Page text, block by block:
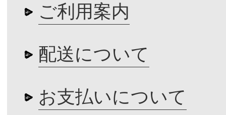
ご利用案内
配送について
お支払いについて